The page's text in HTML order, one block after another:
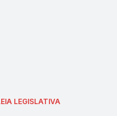
LEGISLATIVA